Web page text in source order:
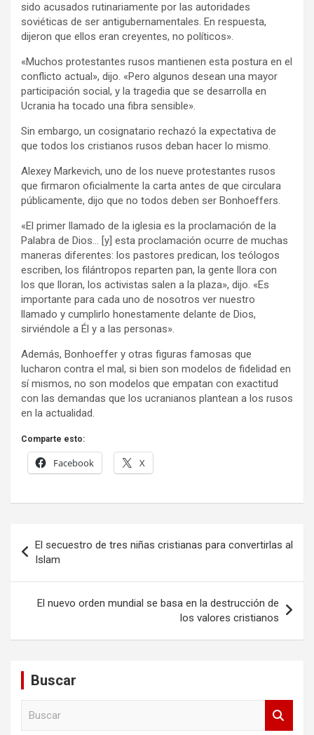
sido acusados ​​rutinariamente por las autoridades
soviéticas de ser antigubernamentales. En respuesta,
dijeron que ellos eran creyentes, no políticos».
«Muchos protestantes rusos mantienen esta postura en el
conflicto actual», dijo. «Pero algunos desean una mayor
participación social, y la tragedia que se desarrolla en
Ucrania ha tocado una fibra sensible».
Sin embargo, un cosignatario rechazó la expectativa de
que todos los cristianos rusos deban hacer lo mismo.
Alexey Markevich, uno de los nueve protestantes rusos
que firmaron oficialmente la carta antes de que circulara
públicamente, dijo que no todos deben ser Bonhoeffers.
«El primer llamado de la iglesia es la proclamación de la
Palabra de Dios… [y] esta proclamación ocurre de muchas
maneras diferentes: los pastores predican, los teólogos
escriben, los filántropos reparten pan, la gente llora con
los que lloran, los activistas salen a la plaza», dijo. «Es
importante para cada uno de nosotros ver nuestro
llamado y cumplirlo honestamente delante de Dios,
sirviéndole a Él y a las personas».
Además, Bonhoeffer y otras figuras famosas que
lucharon contra el mal, si bien son modelos de fidelidad en
sí mismos, no son modelos que empatan con exactitud
con las demandas que los ucranianos plantean a los rusos
en la actualidad.
Comparte esto:
Facebook X
de
entradas
El secuestro de tres niñas cristianas para convertirlas al
Islam
El nuevo orden mundial se basa en la destrucción de
los valores cristianos
Buscar